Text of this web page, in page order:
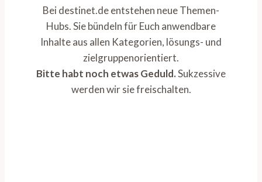
Bei destinet.de entstehen neue Themen-
Hubs. Sie bündeln für Euch anwendbare
Inhalte aus allen Kategorien, lösungs- und
zielgruppenorientiert.
Bitte habt noch etwas Geduld.Sukzessive
werden wir sie freischalten.